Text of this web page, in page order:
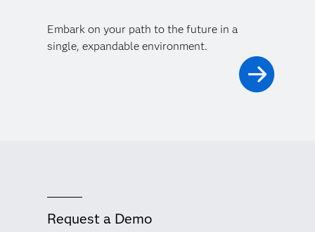
Embark on your path to the future in a
single, expandable environment.
Request a Demo